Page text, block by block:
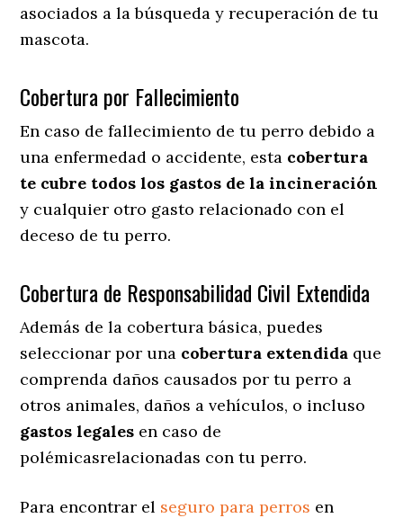
asociados a la búsqueda y recuperación de tu
mascota.
Cobertura por Fallecimiento
En caso de fallecimiento de tu perro debido a
una enfermedad o accidente, esta cobertura
te cubre todos los gastos de la incineración
y cualquier otro gasto relacionado con el
deceso de tu perro.
Cobertura de Responsabilidad Civil Extendida
Además de la cobertura básica, puedes
seleccionar por una cobertura extendida que
comprenda daños causados por tu perro a
otros animales, daños a vehículos, o incluso
gastos legales en caso de
polémicasrelacionadas con tu perro.
Para encontrar el seguro para perros en